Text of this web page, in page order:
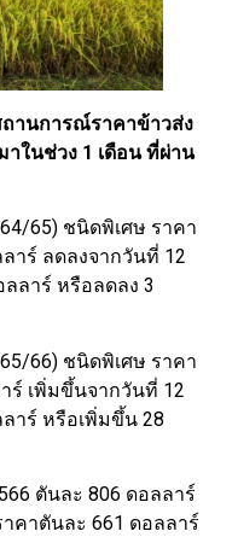
านการณ์ราคาข้าวส่ง
ในช่วง 1 เดือน ที่ผ่าน
65) ชนิดพิเศษ ราคา
าร์ ลดลงจากวันที่ 12
ลาร์ หรือลดลง 3
66) ชนิดพิเศษ ราคา
ร์ เพิ่มขึ้นจากวันที่ 12
าร์ หรือเพิ่มขึ้น 28
ตันละ 806 ดอลลาร์
คาตันละ 661 ดอลลาร์